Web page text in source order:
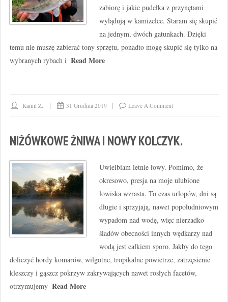
zabiorę i jakie pudełka z przynętami
wylądują w kamizelce. Staram się skupić
na jednym, dwóch gatunkach. Dzięki
temu nie muszę zabierać tony sprzętu, ponadto mogę skupić się tylko na
wybranych rybach i Read More
Kamil Z. 31 Grudnia 2019 Leave A Comment
NIŻÓWKOWE ŻNIWA I NOWY KOLCZYK.
Uwielbiam letnie łowy. Pomimo, że
okresowo, presja na moje ulubione
łowiska wzrasta. To czas urlopów, dni są
długie i sprzyjają, nawet popołudniowym
wypadom nad wodę, więc nierzadko
śladów obecności innych wędkarzy nad
wodą jest całkiem sporo. Jakby do tego
doliczyć hordy komarów, wilgotne, tropikalne powietrze, zatrzęsienie
kleszczy i gąszcz pokrzyw zakrywających nawet rosłych facetów,
otrzymujemy Read More